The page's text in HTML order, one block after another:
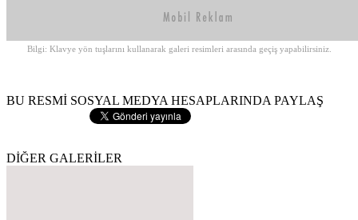
Bilgi: Klavye yön tuşlarını kullanarak galeri resimleri arasında geçiş yapabilirsiniz.
BU RESMİ SOSYAL MEDYA HESAPLARINDA PAYLAŞ
DİĞER GALERİLER